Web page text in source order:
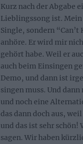
Kurz nach der Abgabe
Lieblingssong ist.
Single, sondern
anhöre. Er wird mir
gehört habe. Weil er
auch beim Einsingen
Demo, und dann ist
singen muss. Und
und noch eine
das dann doch aus,
und das ist sehr schön!
sagen. Wir haben